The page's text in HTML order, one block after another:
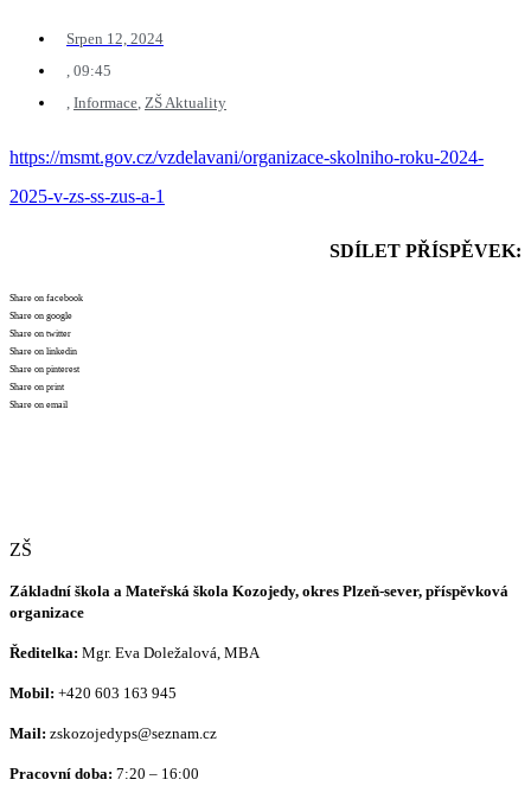
Srpen 12, 2024
, 09:45
, Informace, ZŠ Aktuality
https://msmt.gov.cz/vzdelavani/organizace-skolniho-roku-2024-
2025-v-zs-ss-zus-a-1
SDÍLET PŘÍSPĚVEK:
Share on facebook
Share on google
Share on twitter
Share on linkedin
Share on pinterest
Share on print
Share on email
ZŠ
Základní škola a Mateřská škola Kozojedy, okres Plzeň-sever, příspěvková
organizace
Ředitelka: Mgr. Eva Doležalová, MBA
Mobil: +420 603 163 945
Mail: zskozojedyps@seznam.cz
Pracovní doba: 7:20 – 16:00